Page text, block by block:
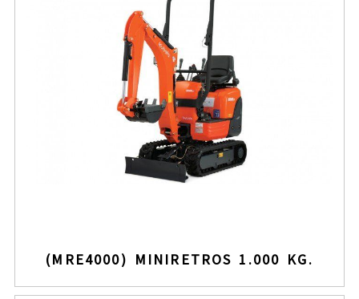
(MRE4000) MINIRETROS 1.000 KG.